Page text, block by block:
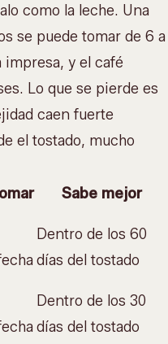
como la leche. Una
se puede tomar de 6 a
impresa, y el café
Lo que se pierde es
caen fuerte
el tostado, mucho
Sabe mejor
Dentro de los 60
días del tostado
Dentro de los 30
días del tostado